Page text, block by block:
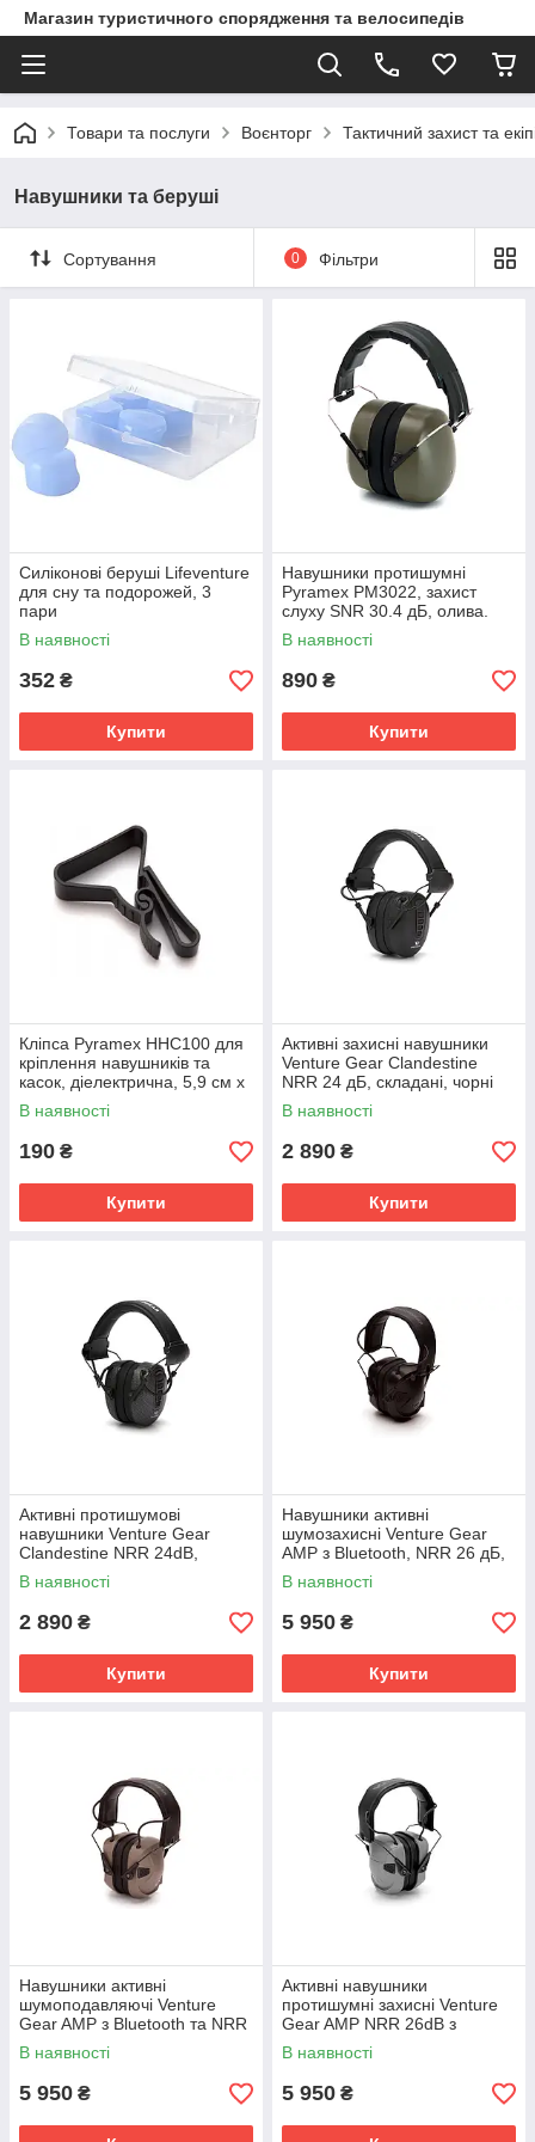
Магазин туристичного спорядження та велосипедів
Товари та послуги Воєнторг Тактичний захист та
Навушники та беруші
Сортування 0 Фільтри
Силіконові беруші Lifeventure
для сну та подорожей, 3
пари
В наявності
352 ₴
Купити
Навушники протишумні
Pyramex PM3022, захист
слуху SNR 30.4 дБ, олива.
В наявності
890 ₴
Купити
Кліпса Pyramex HHC100 для
кріплення навушників та
касок, діелектрична, 5,9 см x
7,9 см
В наявності
190 ₴
Купити
Активні захисні навушники
Venture Gear Clandestine
NRR 24 дБ, складані, чорні
В наявності
2 890 ₴
Купити
Активні протишумові
навушники Venture Gear
Clandestine NRR 24dB,
графітові, з мікрофоном і
складаним дизайном.
В наявності
2 890 ₴
Купити
Навушники активні
шумозахисні Venture Gear
AMP з Bluetooth, NRR 26 дБ,
чорні
В наявності
5 950 ₴
Купити
Навушники активні
шумоподавляючі Venture
Gear AMP з Bluetooth та NRR
26 дБ (пісочні)
В наявності
5 950 ₴
Активні навушники
протишумні захисні Venture
Gear AMP NRR 26dB з
Bluetooth (сірого кольору)
В наявності
5 950 ₴